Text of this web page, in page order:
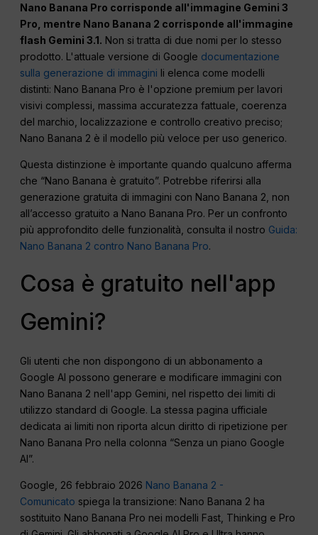
Nano Banana Pro corrisponde all'immagine Gemini 3
Pro, mentre Nano Banana 2 corrisponde all'immagine
flash Gemini 3.1. Non si tratta di due nomi per lo stesso
prodotto. L'attuale versione di Google documentazione
sulla generazione di immagini li elenca come modelli
distinti: Nano Banana Pro è l'opzione premium per lavori
visivi complessi, massima accuratezza fattuale, coerenza
del marchio, localizzazione e controllo creativo preciso;
Nano Banana 2 è il modello più veloce per uso generico.
Questa distinzione è importante quando qualcuno afferma
che “Nano Banana è gratuito”. Potrebbe riferirsi alla
generazione gratuita di immagini con Nano Banana 2, non
all’accesso gratuito a Nano Banana Pro. Per un confronto
più approfondito delle funzionalità, consulta il nostro Guida:
Nano Banana 2 contro Nano Banana Pro.
Cosa è gratuito nell'app
Gemini?
Gli utenti che non dispongono di un abbonamento a
Google AI possono generare e modificare immagini con
Nano Banana 2 nell'app Gemini, nel rispetto dei limiti di
utilizzo standard di Google. La stessa pagina ufficiale
dedicata ai limiti non riporta alcun diritto di ripetizione per
Nano Banana Pro nella colonna “Senza un piano Google
AI”.
Google, 26 febbraio 2026 Nano Banana 2 -
Comunicato spiega la transizione: Nano Banana 2 ha
sostituito Nano Banana Pro nei modelli Fast, Thinking e Pro